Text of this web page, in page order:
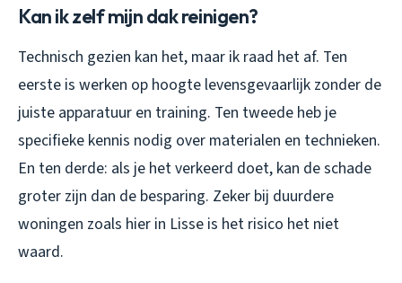
Kan ik zelf mijn dak reinigen?
Technisch gezien kan het, maar ik raad het af. Ten
eerste is werken op hoogte levensgevaarlijk zonder de
juiste apparatuur en training. Ten tweede heb je
specifieke kennis nodig over materialen en technieken.
En ten derde: als je het verkeerd doet, kan de schade
groter zijn dan de besparing. Zeker bij duurdere
woningen zoals hier in Lisse is het risico het niet
waard.